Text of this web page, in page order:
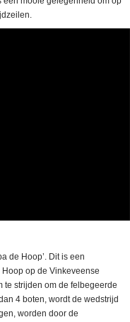
de Hoop’. Dit is een
op de Vinkeveense
te strijden om de felbegeerde
4 boten, wordt de wedstrijd
worden door de